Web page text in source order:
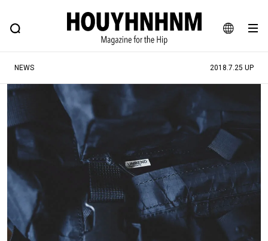
JA
EN
FEATURE BLOG SNAP
ヒップなファッション、カルチャー、ライフスタイルWEBマガジン
#注目のタグ
#SHOPPING ADDICT #憧れの逸品
#ESSENTIAL DESIGNS #古着サミット
#マイナーグッド図鑑
#路地裏てぃーん。 #MONTHLY JOURNAL
#GH 銘品の所以 #フイナムのYouTube
#Commune H #FOCUS IT
NEWS 2018.7.25 UP